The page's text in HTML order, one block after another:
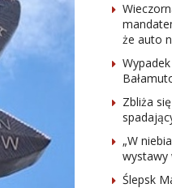
że auto
Zbliża
„W
wystawy
Ślepsk